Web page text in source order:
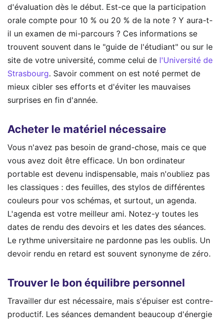
d'évaluation dès le début. Est-ce que la participation
orale compte pour 10 % ou 20 % de la note ? Y aura-t-
il un examen de mi-parcours ? Ces informations se
trouvent souvent dans le "guide de l'étudiant" ou sur le
site de votre université, comme celui de l'Université de
Strasbourg. Savoir comment on est noté permet de
mieux cibler ses efforts et d'éviter les mauvaises
surprises en fin d'année.
Acheter le matériel nécessaire
Vous n'avez pas besoin de grand-chose, mais ce que
vous avez doit être efficace. Un bon ordinateur
portable est devenu indispensable, mais n'oubliez pas
les classiques : des feuilles, des stylos de différentes
couleurs pour vos schémas, et surtout, un agenda.
L'agenda est votre meilleur ami. Notez-y toutes les
dates de rendu des devoirs et les dates des séances.
Le rythme universitaire ne pardonne pas les oublis. Un
devoir rendu en retard est souvent synonyme de zéro.
Trouver le bon équilibre personnel
Travailler dur est nécessaire, mais s'épuiser est contre-
productif. Les séances demandent beaucoup d'énergie